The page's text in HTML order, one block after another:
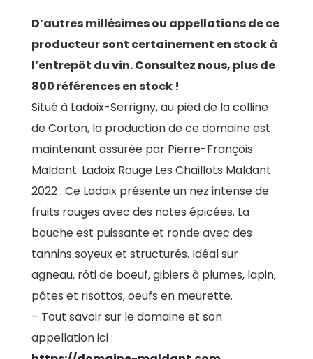
D’autres millésimes ou appellations de ce
producteur sont certainement en stock à
l’entrepôt du vin. Consultez nous, plus de
800 références en stock !
Situé à Ladoix-Serrigny, au pied de la colline
de Corton, la production de ce domaine est
maintenant assurée par Pierre-François
Maldant. Ladoix Rouge Les Chaillots Maldant
2022 : Ce Ladoix présente un nez intense de
fruits rouges avec des notes épicées. La
bouche est puissante et ronde avec des
tannins soyeux et structurés. Idéal sur
agneau, rôti de boeuf, gibiers à plumes, lapin,
pâtes et risottos, oeufs en meurette.
– Tout savoir sur le domaine et son
appellation ici :